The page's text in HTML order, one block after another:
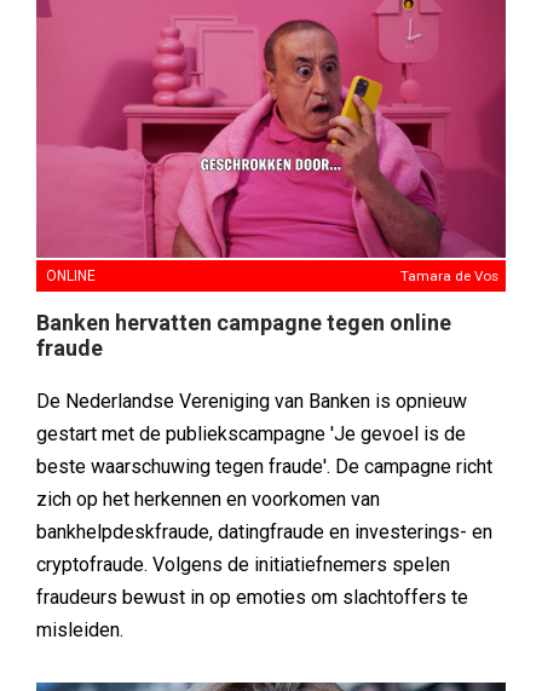
ONLINE Tamara de Vos
Banken hervatten campagne tegen online
fraude
De Nederlandse Vereniging van Banken is opnieuw
gestart met de publiekscampagne 'Je gevoel is de
beste waarschuwing tegen fraude'. De campagne richt
zich op het herkennen en voorkomen van
bankhelpdeskfraude, datingfraude en investerings- en
cryptofraude. Volgens de initiatiefnemers spelen
fraudeurs bewust in op emoties om slachtoffers te
misleiden.